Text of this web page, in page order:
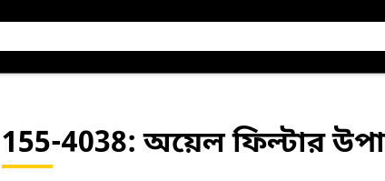
155-4038: অয়েল ফিল্টার